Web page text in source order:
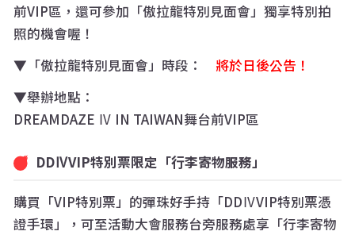
前VIP區，還可參加「傲拉龍特別見面會」獨享特別拍
照的機會喔！
▼ 「傲拉龍特別見面會」時段： 將於日後公告！
▼舉辦地點：
DREAMDAZE Ⅳ IN TAIWAN舞台前VIP區
DDⅣVIP特別票限定「行李寄物服務」
購買「VIP特別票」的彈珠好手持「DDⅣVIP特別票憑
證手環」，可至活動大會服務台旁服務處享「行李寄物